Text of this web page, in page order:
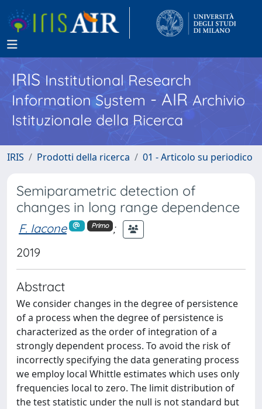
IRISInstitutional Research
Information System - AIR Archivio
Istituzionale della Ricerca
IRIS Prodotti della ricerca 01 - Articolo su periodico
Semiparametric detection of
changes in long range dependence
F. Iacone Primo
;
2019
Abstract
We consider changes in the degree of persistence
of a process when the degree of persistence is
characterized as the order of integration of a
strongly dependent process. To avoid the risk of
incorrectly specifying the data generating process
we employ local Whittle estimates which uses only
frequencies local to zero. The limit distribution of
the test statistic under the null is not standard but